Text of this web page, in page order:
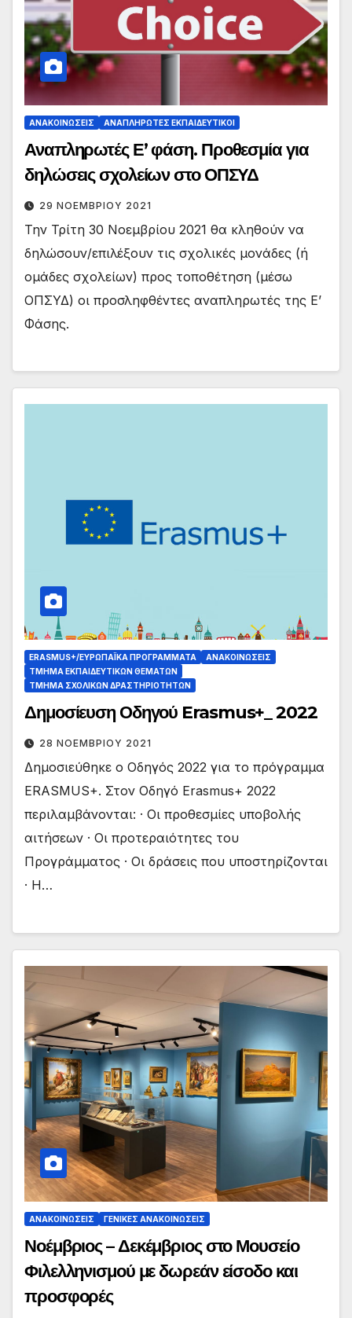
ΑΝΑΚΟΙΝΏΣΕΙΣ ΑΝΑΠΛΗΡΩΤΈΣ ΕΚΠΑΙΔΕΥΤΙΚΟΊ
Αναπληρωτές Ε’ φάση. Προθεσμία για
δηλώσεις σχολείων στο ΟΠΣΥΔ
29 ΝΟΕΜΒΡΊΟΥ 2021
Την Τρίτη 30 Νοεμβρίου 2021 θα κληθούν να
δηλώσουν/επιλέξουν τις σχολικές μονάδες (ή
ομάδες σχολείων) προς τοποθέτηση (μέσω
ΟΠΣΥΔ) οι προσληφθέντες αναπληρωτές της Ε’
Φάσης.
ERASMUS+/ΕΥΡΩΠΑΪΚΆ ΠΡΟΓΡΆΜΜΑΤΑ
ΑΝΑΚΟΙΝΏΣΕΙΣ
ΤΜΉΜΑ ΕΚΠΑΙΔΕΥΤΙΚΏΝ ΘΕΜΆΤΩΝ
ΤΜΉΜΑ ΣΧΟΛΙΚΏΝ ΔΡΑΣΤΗΡΙΟΤΉΤΩΝ
Δημοσίευση Οδηγού Erasmus+_ 2022
28 ΝΟΕΜΒΡΊΟΥ 2021
Δημοσιεύθηκε ο Οδηγός 2022 για το πρόγραμμα
ERASMUS+. Στον Οδηγό Erasmus+ 2022
περιλαμβάνονται: · Οι προθεσμίες υποβολής
αιτήσεων · Οι προτεραιότητες του
Προγράμματος · Οι δράσεις που υποστηρίζονται
· Η…
ΑΝΑΚΟΙΝΏΣΕΙΣ ΓΕΝΙΚΈΣ ΑΝΑΚΟΙΝΏΣΕΙΣ
Νοέμβριος – Δεκέμβριος στο Μουσείο
Φιλελληνισμού με δωρεάν είσοδο και
προσφορές